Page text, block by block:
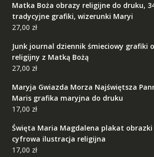
Matka Boża obrazy religijne do druku,
tradycyjne grafiki, wizerunki Maryi
27,00 zł
Junk journal dziennik śmieciowy grafiki
religijny z Matką Bożą
27,00 zł
Maryja Gwiazda Morza Najświętsza
Maris grafika maryjna do druku
17,00 zł
Święta Maria Magdalena plakat
cyfrowa ilustracja religijna
17,00 zł